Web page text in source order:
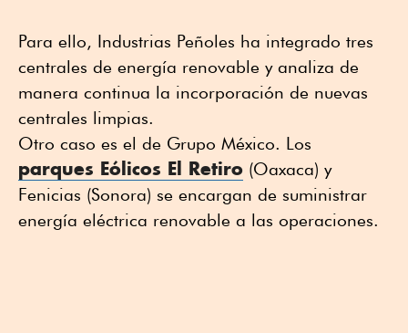
Para ello, Industrias Peñoles ha integrado tres
centrales de energía renovable y analiza de
manera continua la incorporación de nuevas
centrales limpias.
Otro caso es el de Grupo México. Los
parques Eólicos El Retiro (Oaxaca) y
Fenicias (Sonora) se encargan de suministrar
energía eléctrica renovable a las operaciones.